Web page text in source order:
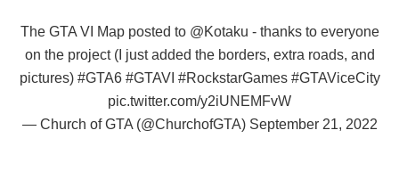
The GTA VI Map posted to @Kotaku - thanks to everyone
on the project (I just added the borders, extra roads, and
pictures) #GTA6 #GTAVI #RockstarGames #GTAViceCity
pic.twitter.com/y2iUNEMFvW
— Church of GTA (@ChurchofGTA) September 21, 2022